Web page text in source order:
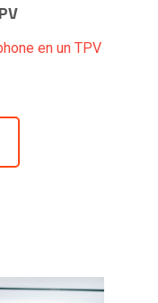
en un TPV